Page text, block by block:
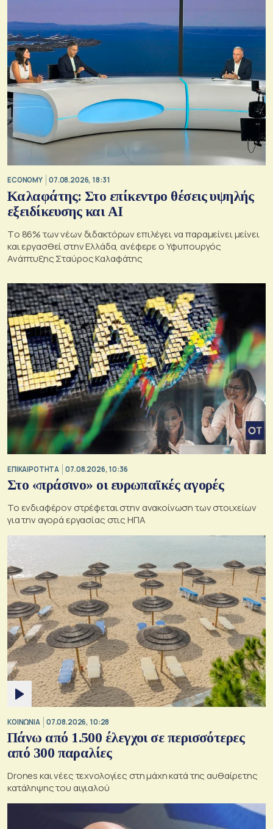
ECONOMY 07.08.2026, 18:31
Καλαφάτης: Στο επίκεντρο θέσεις υψηλής
εξειδίκευσης και AI
Tο 86% των νέων διδακτόρων επιλέγει να παραμείνει μείνει
και εργασθεί στην Ελλάδα, ανέφερε ο Υφυπουργός
Ανάπτυξης Σταύρος Καλαφάτης
ΕΠΙΚΑΙΡΟΤΗΤΑ 07.08.2026, 10:36
Στο «πράσινο» οι ευρωπαϊκές αγορές
Το ενδιαφέρον στρέφεται στην ανακοίνωση των στοιχείων
για την αγορά εργασίας στις ΗΠΑ
ΚΟΙΝΩΝΙΑ 07.08.2026, 10:28
Πάνω από 1.500 έλεγχοι σε περισσότερες
από 300 παραλίες
Drones και νέες τεχνολογίες στη μάχη κατά της αυθαίρετης
κατάληψης του αιγιαλού